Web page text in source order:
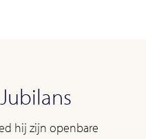
hij zijn openbare